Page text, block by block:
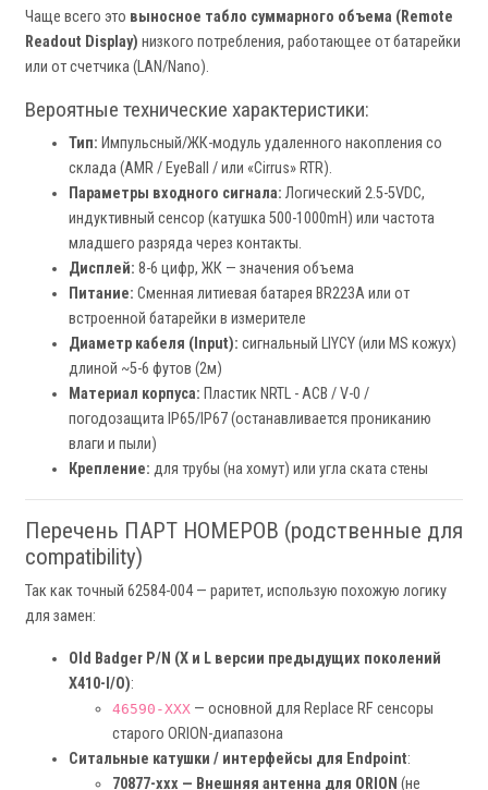
Чаще всего это выносное табло суммарного объема (Remote
Readout Display) низкого потребления, работающее от батарейки
или от счетчика (LAN/Nano).
Вероятные технические характеристики:
Тип: Импульсный/ЖК-модуль удаленного накопления со
склада (AMR / EyeBall / или «Cirrus» RTR).
Параметры входного сигнала: Логический 2.5-5VDC,
индуктивный сенсор (катушка 500-1000mH) или частота
младшего разряда через контакты.
Дисплей: 8-6 цифр, ЖК — значения объема
Питание: Сменная литиевая батарея BR223A или от
встроенной батарейки в измерителе
Диаметр кабеля (Input): сигнальный LIYCY (или MS кожух)
длиной ~5-6 футов (2м)
Материал корпуса: Пластик NRTL - АСB / V-0 /
погодозащита IP65/IP67 (останавливается прониканию
влаги и пыли)
Крепление: для трубы (на хомут) или угла ската стены
Перечень ПАРТ НОМЕРОВ (родственные для
compatibility)
Так как точный 62584-004 — раритет, использую похожую логику
для замен:
Old Badger P/N (X и L версии предыдущих поколений
X410-I/O):
46590-XXX — основной для Replace RF сенсоры
старого ORION-диапазона
Ситальные катушки / интерфейсы для Endpoint:
70877-xxx — Внешняя антенна для ORION (не